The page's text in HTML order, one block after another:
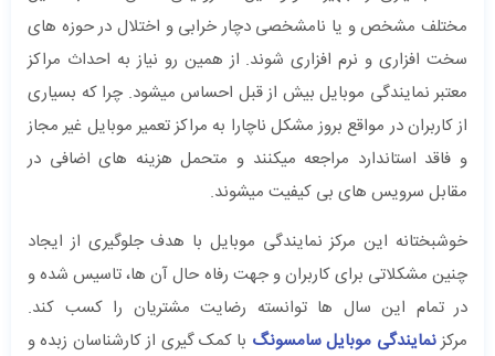
مختلف مشخص و یا نامشخصی دچار خرابی و اختلال در حوزه های
سخت افزاری و نرم افزاری شوند. از همین رو نیاز به احداث مراکز
معتبر نمایندگی موبایل بیش از قبل احساس میشود. چرا که بسیاری
از کاربران در مواقع بروز مشکل ناچارا به مراکز تعمیر موبایل غیر مجاز
و فاقد استاندارد مراجعه میکنند و متحمل هزینه های اضافی در
مقابل سرویس های بی کیفیت میشوند.
خوشبختانه این مرکز نمایندگی موبایل با هدف جلوگیری از ایجاد
چنین مشکلاتی برای کاربران و جهت رفاه حال آن ها، تاسیس شده و
در تمام این سال ها توانسته رضایت مشتریان را کسب کند.
مرکزنمایندگی موبایل سامسونگ با کمک گیری از کارشناسان زبده و